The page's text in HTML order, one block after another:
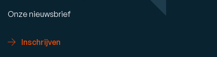
Onze nieuwsbrief
Inschrijven